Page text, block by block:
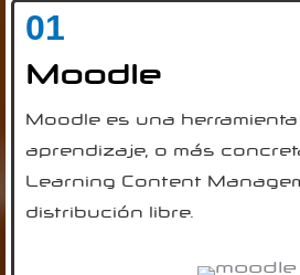
01
Moodle
Moodle es una
aprendizaje, o más
Learning Content
distribución libre.